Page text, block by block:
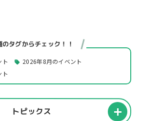
のタグからチェック！！
ト
2026年8月のイベント
ト
トピックス